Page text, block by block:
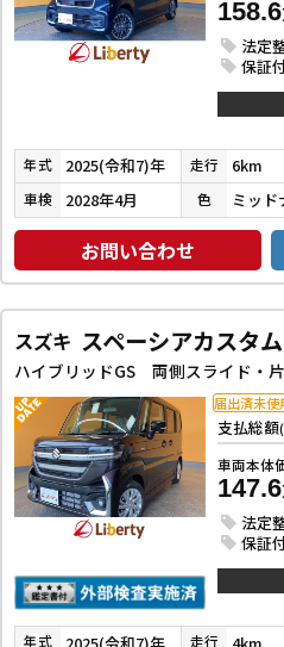
158.6
法定
保証
年式 2025(令和7)年 走行 6km
車検 2028年4月 色
お問い合わせ
スズキ スペーシアカスタム
支払総額
車両本体
147.6
法定
保証
届出済未使
年式 2025(令和7)年 走行 4km